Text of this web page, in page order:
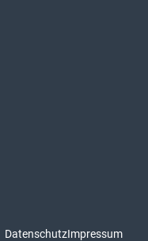
DatenschutzImpressum